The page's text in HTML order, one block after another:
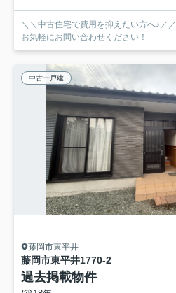
＼＼中古住宅で費用を抑えたい方へ♪／／
お気軽にお問い合わせください！
中古一戸建
藤岡市東平井
藤岡市東平井1770-2
過去掲載物件